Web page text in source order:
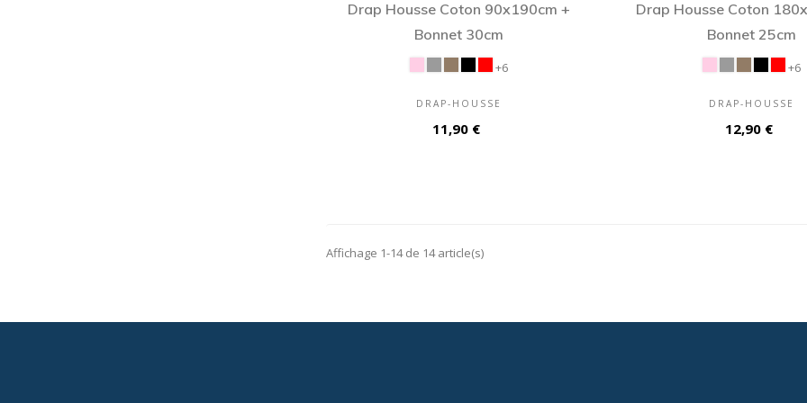
Drap Housse Coton 90x190cm +
Bonnet 30cm
+6
DRAP-HOUSSE
Prix
11,90 €
Drap Housse Coton
Bonnet 25cm
+6
DRAP-HOUSSE
Prix
12,90 €
Affichage 1-14 de 14 article(s)